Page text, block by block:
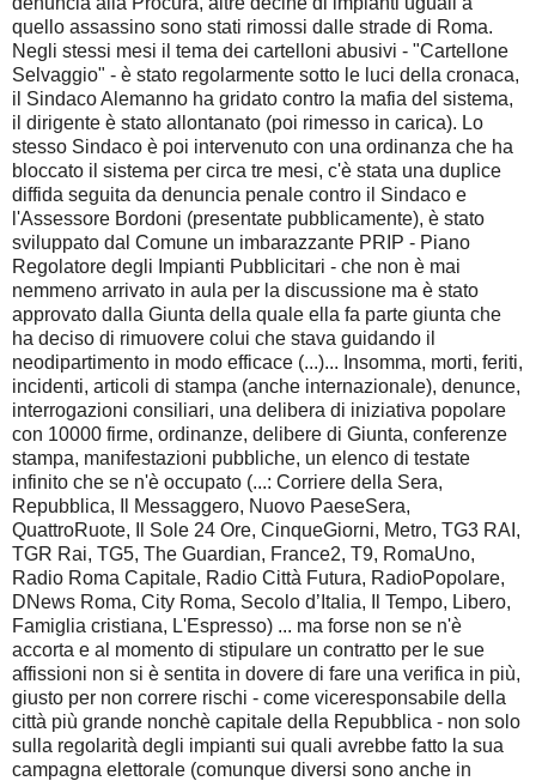
quello assassino sono stati rimossi dalle strade di Roma.
Negli stessi mesi il tema dei cartelloni abusivi - "Cartellone
Selvaggio" - è stato regolarmente sotto le luci della cronaca,
il Sindaco Alemanno ha gridato contro la mafia del sistema,
il dirigente è stato allontanato (poi rimesso in carica). Lo
stesso Sindaco è poi intervenuto con una ordinanza che ha
bloccato il sistema per circa tre mesi, c'è stata una duplice
diffida seguita da denuncia penale contro il Sindaco e
l'Assessore Bordoni (presentate pubblicamente), è stato
sviluppato dal Comune un imbarazzante PRIP - Piano
Regolatore degli Impianti Pubblicitari - che non è mai
nemmeno arrivato in aula per la discussione ma è stato
approvato dalla Giunta della quale ella fa parte giunta che
ha deciso di rimuovere colui che stava guidando il
neodipartimento in modo efficace (...)... Insomma, morti, feriti,
incidenti, articoli di stampa (anche internazionale), denunce,
interrogazioni consiliari, una delibera di iniziativa popolare
con 10000 firme, ordinanze, delibere di Giunta, conferenze
stampa, manifestazioni pubbliche, un elenco di testate
infinito che se n'è occupato (...: Corriere della Sera,
Repubblica, Il Messaggero, Nuovo PaeseSera,
QuattroRuote, Il Sole 24 Ore, CinqueGiorni, Metro, TG3 RAI,
TGR Rai, TG5, The Guardian, France2, T9, RomaUno,
Radio Roma Capitale, Radio Città Futura, RadioPopolare,
DNews Roma, City Roma, Secolo d’Italia, Il Tempo, Libero,
Famiglia cristiana, L'Espresso) ... ma forse non se n'è
accorta e al momento di stipulare un contratto per le sue
affissioni non si è sentita in dovere di fare una verifica in più,
giusto per non correre rischi - come viceresponsabile della
città più grande nonchè capitale della Repubblica - non solo
sulla regolarità degli impianti sui quali avrebbe fatto la sua
campagna elettorale (comunque diversi sono anche in